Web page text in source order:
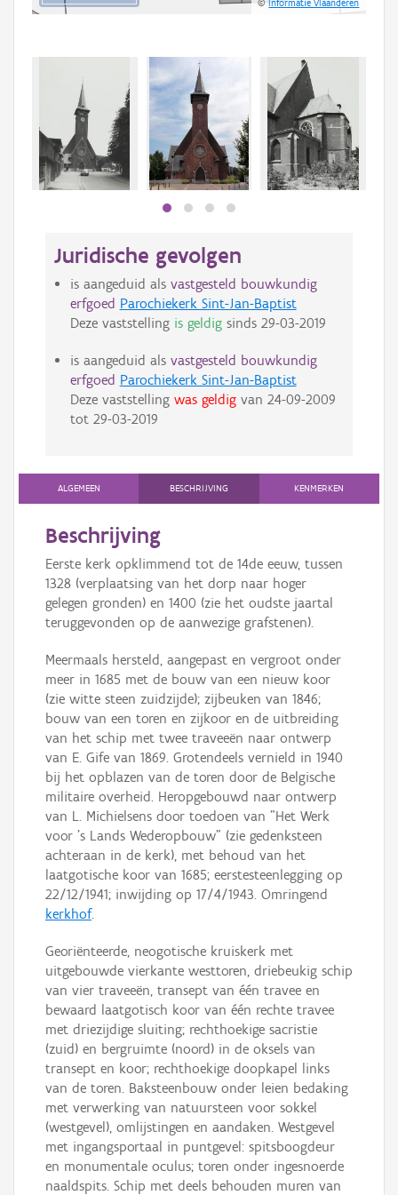
©Informatie Vlaanderen
Juridische gevolgen
is aangeduid als vastgesteld bouwkundig
erfgoed Parochiekerk Sint-Jan-Baptist
Deze vaststelling is geldigsinds 29-03-2019
is aangeduid als vastgesteld bouwkundig
erfgoed Parochiekerk Sint-Jan-Baptist
Deze vaststelling was geldigvan 24-09-2009
tot 29-03-2019
ALGEMEEN BESCHRIJVING KENMERKEN
Beschrijving
Eerste kerk opklimmend tot de 14de eeuw, tussen
1328 (verplaatsing van het dorp naar hoger
gelegen gronden) en 1400 (zie het oudste jaartal
teruggevonden op de aanwezige grafstenen).
Meermaals hersteld, aangepast en vergroot onder
meer in 1685 met de bouw van een nieuw koor
(zie witte steen zuidzijde); zijbeuken van 1846;
bouw van een toren en zijkoor en de uitbreiding
van het schip met twee traveeën naar ontwerp
van E. Gife van 1869. Grotendeels vernield in 1940
bij het opblazen van de toren door de Belgische
militaire overheid. Heropgebouwd naar ontwerp
van L. Michielsens door toedoen van "Het Werk
voor 's Lands Wederopbouw" (zie gedenksteen
achteraan in de kerk), met behoud van het
laatgotische koor van 1685; eerstesteenlegging op
22/12/1941; inwijding op 17/4/1943. Omringend
kerkhof.
Georiënteerde, neogotische kruiskerk met
uitgebouwde vierkante westtoren, driebeukig schip
van vier traveeën, transept van één travee en
bewaard laatgotisch koor van één rechte travee
met driezijdige sluiting; rechthoekige sacristie
(zuid) en bergruimte (noord) in de oksels van
transept en koor; rechthoekige doopkapel links
van de toren. Baksteenbouw onder leien bedaking
met verwerking van natuursteen voor sokkel
(westgevel), omlijstingen en aandaken. Westgevel
met ingangsportaal in puntgevel: spitsboogdeur
en monumentale oculus; toren onder ingesnoerde
naaldspits. Schip met deels behouden muren van